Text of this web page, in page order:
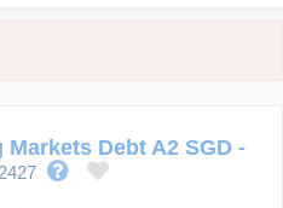
Debt A2 SGD-